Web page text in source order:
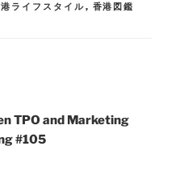
ライフスタイル, 香港図鑑
TPO and Marketing
#105